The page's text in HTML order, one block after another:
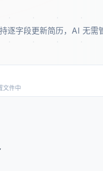
逐字段更新简历，AI 无需
文件中